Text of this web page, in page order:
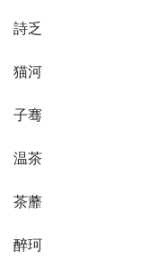
詩乏
猫河
子骞
温茶
茶蘼
醉珂